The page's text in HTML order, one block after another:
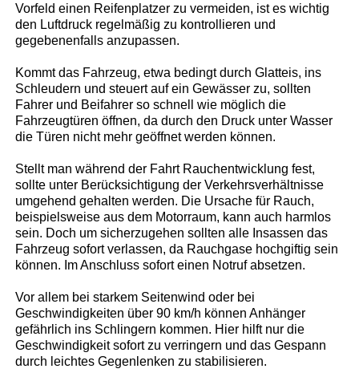
Vorfeld einen Reifenplatzer zu vermeiden, ist es wichtig
den Luftdruck regelmäßig zu kontrollieren und
gegebenenfalls anzupassen.
Kommt das Fahrzeug, etwa bedingt durch Glatteis, ins
Schleudern und steuert auf ein Gewässer zu, sollten
Fahrer und Beifahrer so schnell wie möglich die
Fahrzeugtüren öffnen, da durch den Druck unter Wasser
die Türen nicht mehr geöffnet werden können.
Stellt man während der Fahrt Rauchentwicklung fest,
sollte unter Berücksichtigung der Verkehrsverhältnisse
umgehend gehalten werden. Die Ursache für Rauch,
beispielsweise aus dem Motorraum, kann auch harmlos
sein. Doch um sicherzugehen sollten alle Insassen das
Fahrzeug sofort verlassen, da Rauchgase hochgiftig sein
können. Im Anschluss sofort einen Notruf absetzen.
Vor allem bei starkem Seitenwind oder bei
Geschwindigkeiten über 90 km/h können Anhänger
gefährlich ins Schlingern kommen. Hier hilft nur die
Geschwindigkeit sofort zu verringern und das Gespann
durch leichtes Gegenlenken zu stabilisieren.